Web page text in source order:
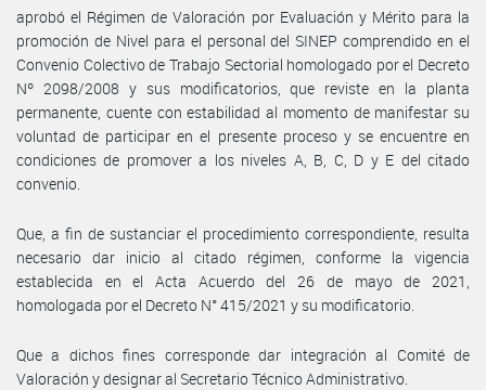
aprobó el Régimen de Valoración por Evaluación y Mérito para la
promoción de Nivel para el personal del SINEP comprendido en el
Convenio Colectivo de Trabajo Sectorial homologado por el Decreto
Nº 2098/2008 y sus modificatorios, que reviste en la planta
permanente, cuente con estabilidad al momento de manifestar su
voluntad de participar en el presente proceso y se encuentre en
condiciones de promover a los niveles A, B, C, D y E del citado
convenio.
Que, a fin de sustanciar el procedimiento correspondiente, resulta
necesario dar inicio al citado régimen, conforme la vigencia
establecida en el Acta Acuerdo del 26 de mayo de 2021,
homologada por el Decreto N° 415/2021 y su modificatorio.
Que a dichos fines corresponde dar integración al Comité de
Valoración y designar al Secretario Técnico Administrativo.